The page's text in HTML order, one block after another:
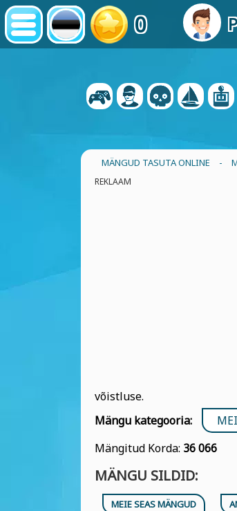
0
MÄNGUD TASUTA ONLINE -
REKLAAM
võistluse.
Mängu kategooria:
Mängitud Korda: 36 066
MÄNGU SILDID:
MEIE SEAS MÄNGUD